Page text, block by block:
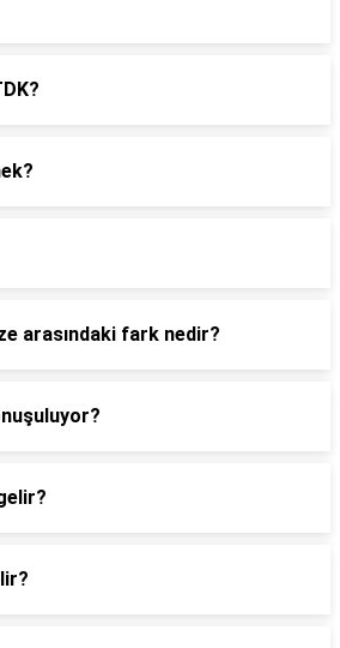
arasındaki fark nedir?